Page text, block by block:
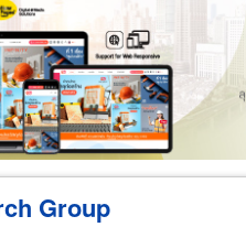
Retail Manufacturer
Group